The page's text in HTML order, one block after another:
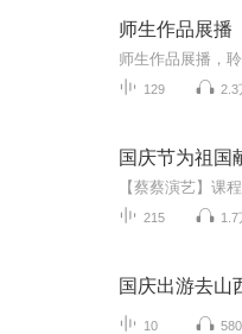
师生作品展播
师生作品展播，
129 2.3
国庆节为祖国
215 1.7
国庆出游去山
10